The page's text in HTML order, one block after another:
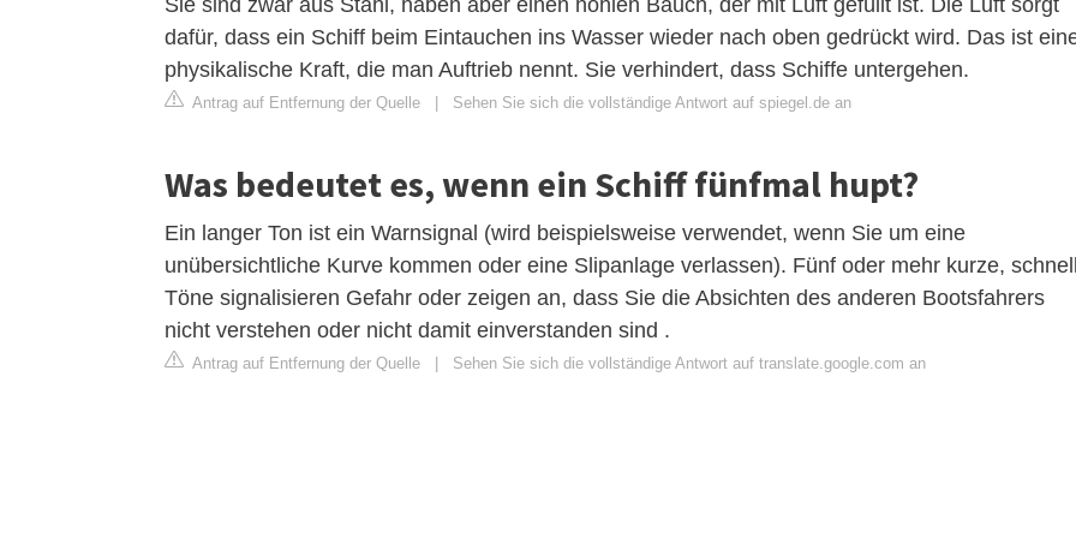
dafür, dass ein Schiff beim Eintauchen ins Wasser wieder nach oben gedrückt wird. Das ist
physikalische Kraft, die man Auftrieb nennt. Sie verhindert, dass Schiffe untergehen.
Antrag auf Entfernung der Quelle | Sehen Sie sich die vollständige Antwort auf spiegel.de an
Was bedeutet es, wenn ein Schiff fünfmal hupt?
Ein langer Ton ist ein Warnsignal (wird beispielsweise verwendet, wenn Sie um eine
unübersichtliche Kurve kommen oder eine Slipanlage verlassen). Fünf oder mehr kurze,
Töne signalisieren Gefahr oder zeigen an, dass Sie die Absichten des anderen Bootsfahrers
nicht verstehen oder nicht damit einverstanden sind .
Antrag auf Entfernung der Quelle | Sehen Sie sich die vollständige Antwort auf translate.google.com an